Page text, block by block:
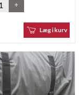
+
Læg i kurv